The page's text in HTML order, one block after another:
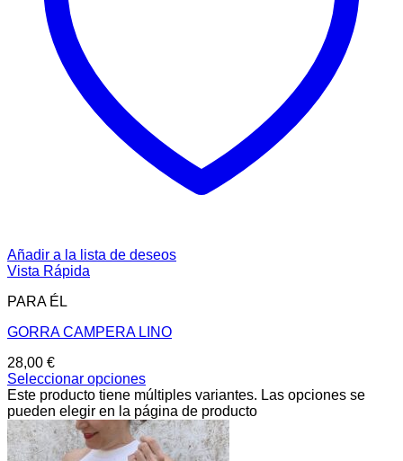
Añadir a la lista de deseos
Vista Rápida
PARA ÉL
GORRA CAMPERA LINO
28,00 €
Seleccionar opciones
Este producto tiene múltiples variantes. Las opciones se
pueden elegir en la página de producto